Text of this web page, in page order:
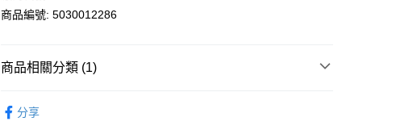
每筆HK$100.00，滿HK$500.00或以上免運費
商品編號: 5030012286
商品相關分類 (1)
分享